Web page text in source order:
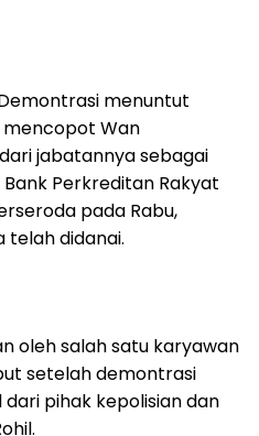
menuntut
mencopot Wan
jabatannya sebagai
Perkreditan Rakyat
pada Rabu,
telah didanai.
oleh salah satu karyawan
setelah demontrasi
pihak kepolisian dan